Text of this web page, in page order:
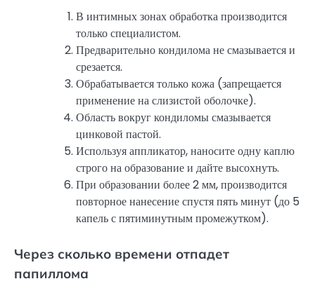
В интимных зонах обработка производится
только специалистом.
Предварительно кондилома не смазывается и
срезается.
Обрабатывается только кожа (запрещается
применение на слизистой оболочке).
Область вокруг кондиломы смазывается
цинковой пастой.
Используя аппликатор, наносите одну каплю
строго на образование и дайте высохнуть.
При образовании более 2 мм, производится
повторное нанесение спустя пять минут (до 5
капель с пятиминутным промежутком).
Через сколько времени отпадет
папиллома